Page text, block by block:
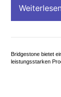
Weiterlesen